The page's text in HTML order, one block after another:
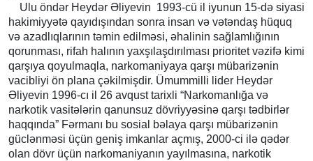
Ulu öndər Heydər Əliyevin 1993-cü il iyunun 15-də siyasi
hakimiyyətə qayıdışından sonra insan və vətəndaş hüquq
və azadlıqlarının təmin edilməsi, əhalinin sağlamlığının
qorunması, rifah halının yaxşılaşdırılması prioritet vəzifə kimi
qarşıya qoyulmaqla, narkomaniyaya qarşı mübarizənin
vacibliyi ön plana çəkilmişdir. Ümummilli lider Heydər
Əliyevin 1996-cı il 26 avqust tarixli “Narkomanlığa və
narkotik vasitələrin qanunsuz dövriyyəsinə qarşı tədbirlər
haqqında” Fərmanı bu sosial bəlaya qarşı mübarizənin
güclənməsi üçün geniş imkanlar açmış, 2000-ci ilə qədər
olan dövr üçün narkomaniyanın yayılmasına, narkotik